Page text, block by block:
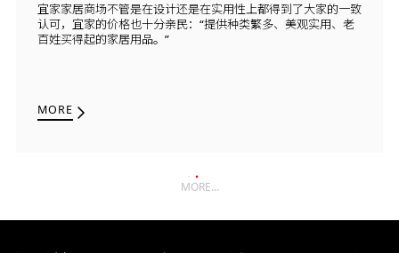
宜家家居商场不管是在设计还是在实用性上都得到了大家的一致
认可，宜家的价格也十分亲民：“提供种类繁多、美观实用、老
百姓买得起的家居用品。”
MORE
MORE...